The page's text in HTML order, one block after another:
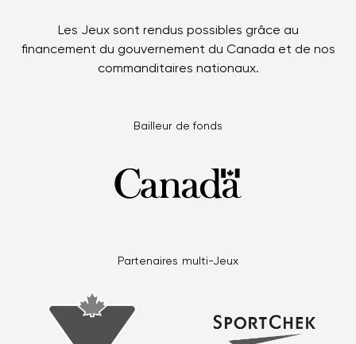
Les Jeux sont rendus possibles grâce au
financement du gouvernement du Canada et de nos
commanditaires nationaux.
Bailleur de fonds
Partenaires multi-Jeux